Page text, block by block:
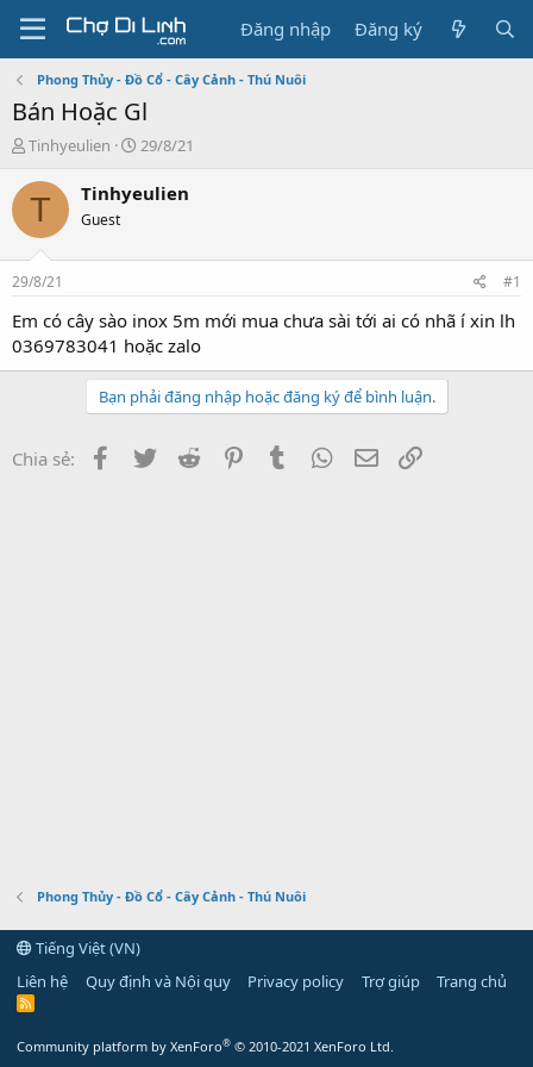
Đăng nhập Đăng ký
Phong Thủy - Đồ Cổ - Cây Cảnh - Thú Nuôi
Bán Hoặc Gl
T
r
a
s
t
a
r
t
Tinhyeulien
N
à
29/8/21
T Tinhyeulien
Guest
29/8/21 #1
Em có cây sào inox 5m mới mua chưa sài tới ai có nhã í xin lh
0369783041 hoặc zalo
Bạn phải đăng nhập hoặc đăng ký để bình luận.
Chia sẻ: Facebook
Twitter Reddit PinterestTumblr WhatsApp
Email
Phong Thủy - Đồ Cổ - Cây Cảnh - Thú Nuôi
Tiếng Việt (VN)
Liên hệ
Quy định và Nội quy Privacy policy Trợ giúp Trang chủ
R
Community platform by XenForo® © 2010-2021 XenForo Ltd.